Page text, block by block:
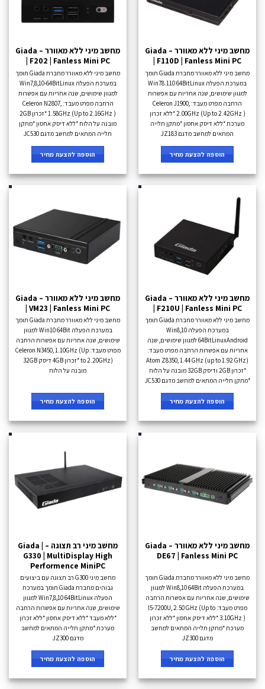
מחשב מיני ללא מאוורר – Giada
| F110D | Fanless Mini PC
מחשב מיני ללא מאוורר מחברת Giada תומך
במערכת הפעלה Win78.110 64BitLinux
למגוון שימושים, שנה אחריות עם אפשרות
הרחבה מפרט מעבד: Celeron J1900,
2.00GHz (Up to 2.42GHz ) *ללא זכרון
מערכת *ללא דיסק אחסון *מתקן תלייה
המתאים למחשב מדגם JZ183
הוספה להצעת מחיר
מחשב מיני ללא מאוורר – Giada
| F202 | Fanless Mini PC
מחשב מיני ללא מאוורר מחברת Giada תומך
במערכת הפעלה Win7,8,10-64BitLinux
למגוון שימושים, שנה אחריות עם אפשרות
הרחבה מפרט מעבד: Celeron N2807,
1.58GHz (Up to 2.16GHz ) *זכרון 2GB
מובנה על הלוח *ללא דיסק אחסון *מתקן
תלייה המתאים למחשב מדגם JC530
הוספה להצעת מחיר
מחשב מיני ללא מאוורר – Giada
| F210U | Fanless Mini PC
מחשב מיני ללא מאוורר מחברת Giada תומך
במערכת הפעלה Win8,10
64BitLinuxAndroid למגוון שימושים, שנה
אחריות עם אפשרות הרחבה מפרט מעבד:
Atom Z8350, 1.44 GHz (up to 1.92 GHz)
*זכרון 2GB ודיסק 32GB מובנה על הלוח
*מתקן תלייה המתאים למחשב מדגם JC530
הוספה להצעת מחיר
מחשב מיני ללא מאוורר – Giada
| VM23 | Fanless Mini PC
מחשב מיני ללא מאוורר מחברת Giada תומך
במערכת הפעלה Win10 64Bit למגוון
שימושים, שנה אחריות עם אפשרות הרחבה
מפרט מעבד: Celeron N3450, 1.10GHz (Up
to 2.20GHz) *זכרון 4GB דיסק 32GB
מובנה על הלוח
הוספה להצעת מחיר
מחשב מיני ללא מאוורר – Giada
DE67 | Fanless Mini PC
מחשב מיני ללא מאוורר מחברת Giada תומך
במערכת הפעלה Win8,10 64Bit למגוון
שימושים, שנה אחריות עם אפשרות הרחבה
מפרט מעבד: I5-7200U, 2.50 GHz (Up to
3.10GHz ) *ללא דיסק אחסון *ללא זכרון
מערכת *מתקן תלייה המתאים למחשב
מדגם JZ300
הוספה להצעת מחיר
מחשב מיני רב תצוגה – Giada |
G330 | MultiDisplay High
Performence MiniPC
מחשב מיני G300 רב תצוגה עם ביצועים
גבוהים מחברת Giada תומך במערכת
הפעלה Win7,8,10 64BitLinux למגוון
שימושים, שנה אחריות עם אפשרות הרחבה
*ללא מעבד *ללא דיסק אחסון *ללא זכרון
מערכת *מתקן תלייה המתאים למחשב
מדגם JZ300
הוספה להצעת מחיר